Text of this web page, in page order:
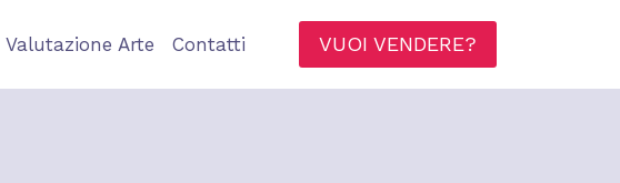
Valutazione Arte Contatti VUOI VENDERE?